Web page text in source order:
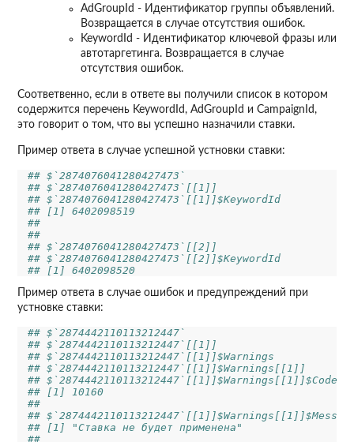
AdGroupId - Идентификатор группы объявлений.
Возвращается в случае отсутствия ошибок.
KeywordId - Идентификатор ключевой фразы или
автотаргетинга. Возвращается в случае
отсутствия ошибок.
Соответвенно, если в ответе вы получили список в котором
содержится перечень KeywordId, AdGroupId и CampaignId,
это говорит о том, что вы успешно назначили ставки.
Пример ответа в случае успешной устновки ставки:
## $`2874076041280427473`
## $`2874076041280427473`[[1]]
## $`2874076041280427473`[[1]]$KeywordId
## [1] 6402098519
##
##
## $`2874076041280427473`[[2]]
## $`2874076041280427473`[[2]]$KeywordId
## [1] 6402098520
Пример ответа в случае ошибок и предупреждений при
устновке ставки:
## $`2874442110113212447`
## $`2874442110113212447`[[1]]
## $`2874442110113212447`[[1]]$Warnings
## $`2874442110113212447`[[1]]$Warnings[[1]]
## $`2874442110113212447`[[1]]$Warnings[[1]]$Code
## [1] 10160
##
##
## [1] "Ставка не будет применена"
##